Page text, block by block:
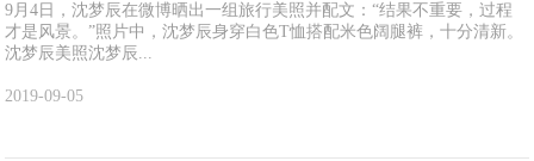
9月4日，沈梦辰在微博晒出一组旅行美照并配文：“结果不重要，过程
才是风景。”照片中，沈梦辰身穿白色T恤搭配米色阔腿裤，十分清新。
沈梦辰美照沈梦辰...
2019-09-05